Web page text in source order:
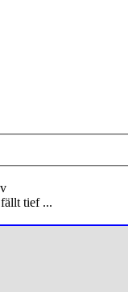
tief ...